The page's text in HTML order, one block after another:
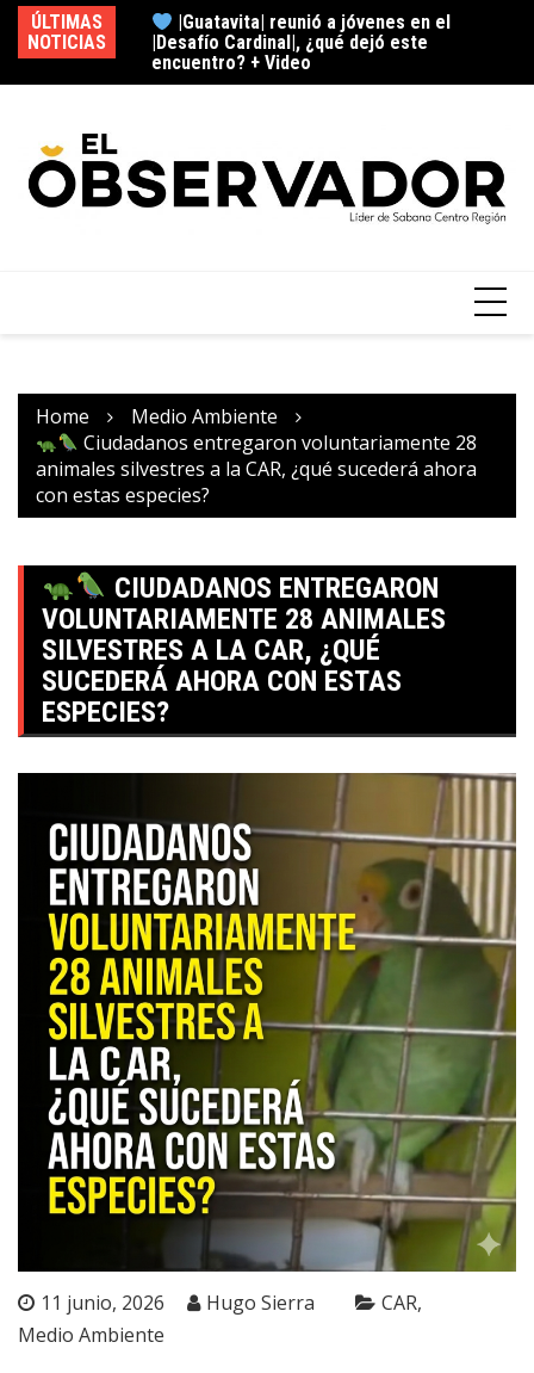
ÚLTIMAS
NOTICIAS
encuentro? + Video
Cajicá encendió el Mes del Rock, ¿cómo
fue esta experiencia musical?
Home
Medio Ambiente
Ciudadanos entregaron voluntariamente 28
animales silvestres a la CAR, ¿qué sucederá ahora
con estas especies?
CIUDADANOS ENTREGARON
VOLUNTARIAMENTE 28 ANIMALES
SILVESTRES A LA CAR, ¿QUÉ
SUCEDERÁ AHORA CON ESTAS
ESPECIES?
11 junio, 2026 Hugo Sierra
CAR
Medio Ambiente